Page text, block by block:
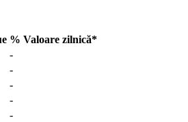
% Valoare zilnică*
-
-
-
-
-